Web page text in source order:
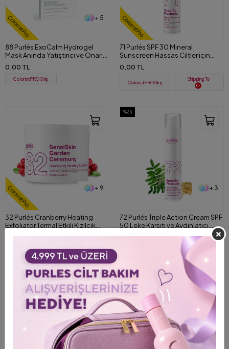
ColoristPro + 5
88 Purlés ExoCalm Hydrogel
Mask Anında Yatıştırıcı ve Onarıcı
Serum İçeren Hidrojel Maske
0,00 TL
ColoristPRO Giriş
ColoristPro
71 Purlés SPF 30 Mineral
Sunscreen Hassas Ciltler için
Güneş Koruyucu Krem 50 ml
0,00 TL
ColoristPRO Giriş
Shipping To
ColoristPro + 9
32 Purlés Cranberry Heating
Exfoliator Termal Etkili Kızılcık
0,00 TL
ColoristPRO Giriş
Shipping To
%23
+ 3
72 Purlés Triple Action Cream SPF
50 Leke Karşıtı ve Aydınlatıcı
1.908,00 TL2.477,00 TL
Shipping To